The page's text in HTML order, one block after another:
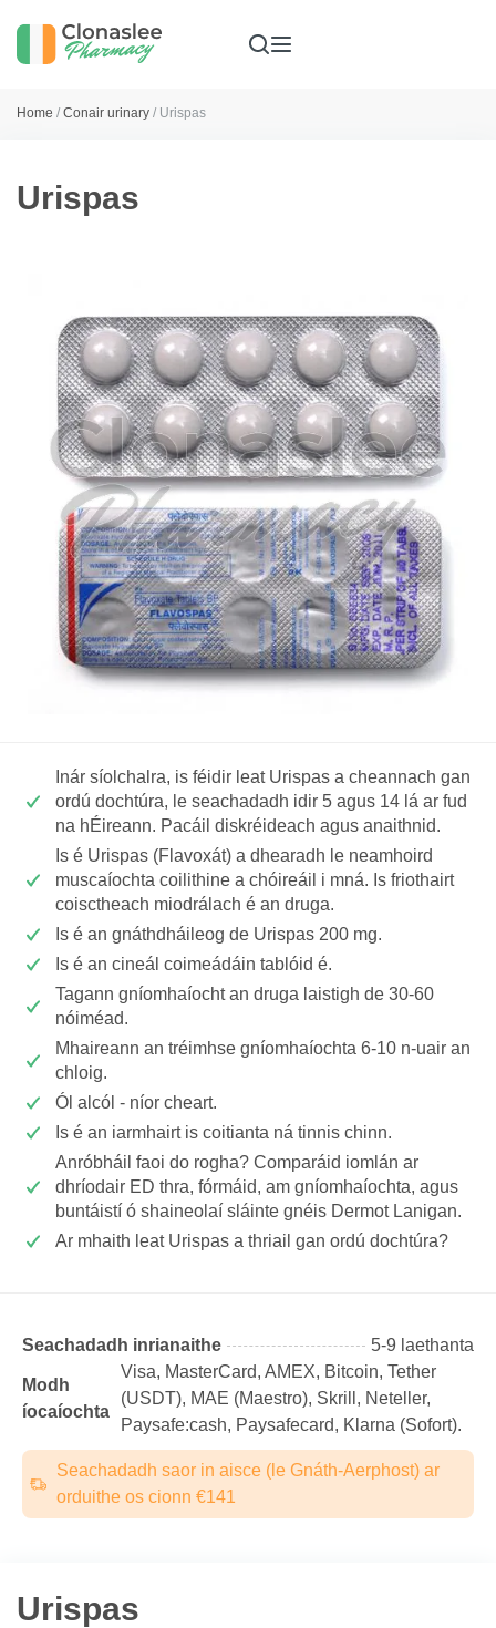
Home / Conair urinary / Urispas
Urispas
Inár síolchalra, is féidir leat Urispas a cheannach gan
ordú dochtúra, le seachadadh idir 5 agus 14 lá ar fud
na hÉireann. Pacáil diskréideach agus anaithnid.
Is é Urispas (Flavoxát) a dhearadh le neamhoird
muscaíochta coilithine a chóireáil i mná. Is friothairt
coisctheach miodrálach é an druga.
Is é an gnáthdháileog de Urispas 200 mg.
Is é an cineál coimeádáin tablóid é.
Tagann gníomhaíocht an druga laistigh de 30-60
nóiméad.
Mhaireann an tréimhse gníomhaíochta 6-10 n-uair an
chloig.
Ól alcól - níor cheart.
Is é an iarmhairt is coitianta ná tinnis chinn.
Anróbháil faoi do rogha? Comparáid iomlán ar
dhríodair ED thra, fórmáid, am gníomhaíochta, agus
buntáistí ó shaineolaí sláinte gnéis Dermot Lanigan.
Ar mhaith leat Urispas a thriail gan ordú dochtúra?
Seachadadh inrianaithe 5-9 laethanta
Modh
íocaíochta
Visa, MasterCard, AMEX, Bitcoin, Tether
(USDТ), MAE (Maestro), Skrill, Neteller,
Paysafe:cash, Paysafecard, Klarna (Sofort).
Seachadadh saor in aisce (le Gnáth-Aerphost) ar
orduithe os cionn €141
Urispas